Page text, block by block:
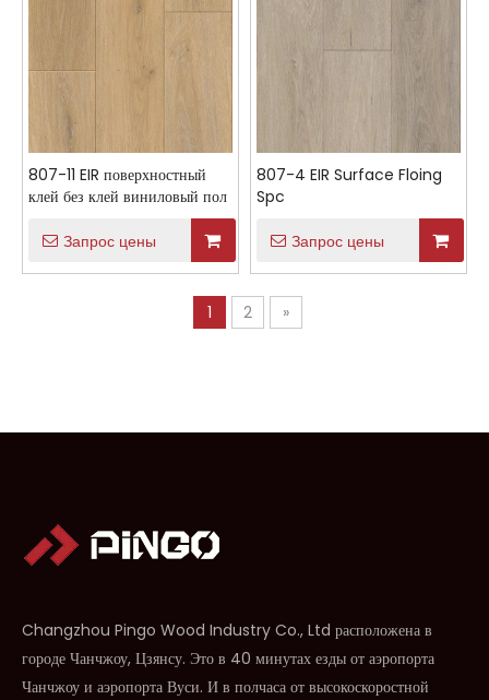
807-11 EIR поверхностный
клей без клей виниловый пол
Запрос цены
807-4 EIR Surface Floing
Spc
Запрос цены
1 2 »
Changzhou Pingo Wood Industry Co., Ltd расположена в
городе Чанчжоу, Цзянсу. Это в 40 минутах езды от аэропорта
Чанчжоу и аэропорта Вуси. И в полчаса от высокоскоростной